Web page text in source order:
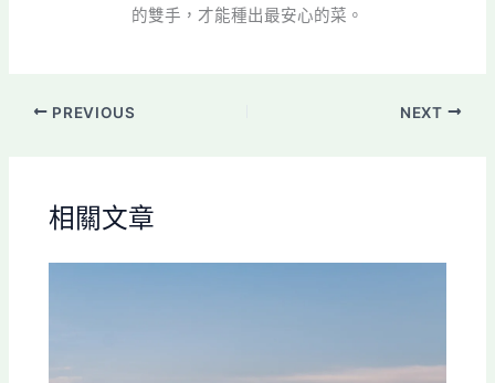
的雙手，才能種出最安心的菜。
PREVIOUS NEXT
相關文章